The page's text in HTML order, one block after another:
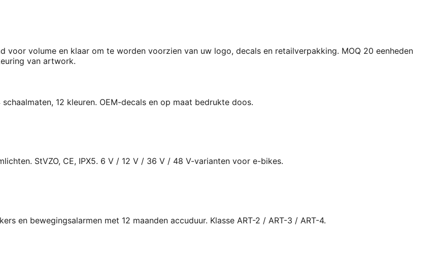
volume en klaar om te worden voorzien van uw logo, decals en retailverpakking. MOQ 20 eenheden
van artwork.
12 kleuren. OEM-decals en op maat bedrukte doos.
StVZO, CE, IPX5. 6 V / 12 V / 36 V / 48 V-varianten voor e-bikes.
en bewegingsalarmen met 12 maanden accuduur. Klasse ART-2 / ART-3 / ART-4.